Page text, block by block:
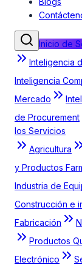
Inicio de
Inteligencia
Inteligencia
Mercado
de Procurement
los Servicios
Agricultura
y Productos
Industria de
Construcción e
Fabricación
Productos
Electrónico